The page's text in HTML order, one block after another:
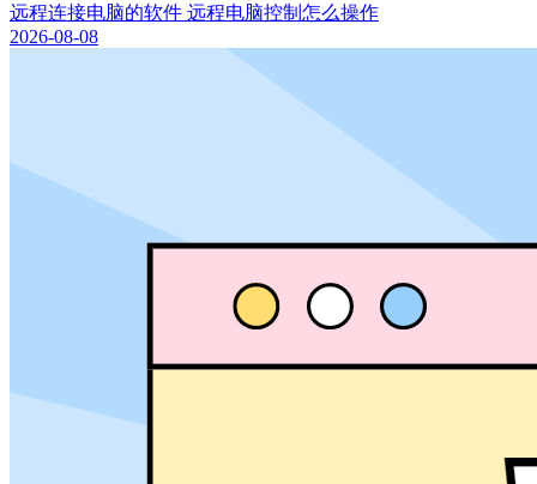
远程连接电脑的软件 远程电脑控制怎么操作
2026-08-08